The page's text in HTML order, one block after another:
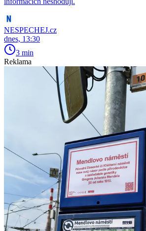
NESPECHEJ.cz
dnes, 13:30
3 min
Reklama